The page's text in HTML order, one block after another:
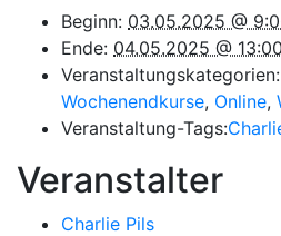
Beginn: 03.05.2025 @
Ende: 04.05.2025 @ 13:00
Veranstaltungskategorien:
Wochenendkurse, Online,
Veranstaltung-Tags:
Veranstalter
Charlie Pils